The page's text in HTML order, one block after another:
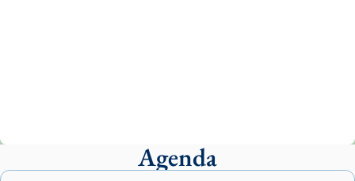
presidit aquest 27 de juliol la missa de Les
Santes de Mataró.Agenda